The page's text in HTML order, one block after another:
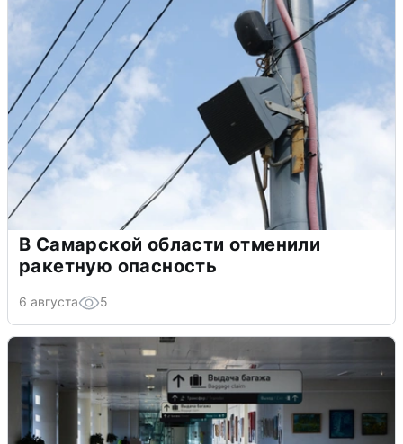
В Самарской области отменили
ракетную опасность
6 августа 5